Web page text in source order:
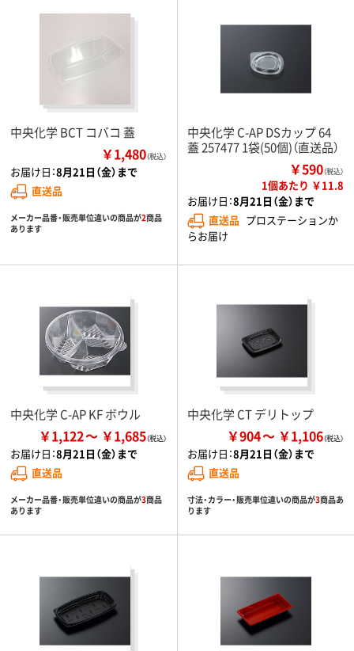
中央化学 BCT コバコ 蓋
￥1,480（税込）
お届け日：8月21日（金）まで
直送品
メーカー品番・販売単位違いの商品が2商品
あります
中央化学 C-AP DSカップ 64
蓋 257477 1袋(50個)（直送品）
￥590（税込）
1個あたり ￥11.8
お届け日：8月21日（金）まで
直送品 プロステーションか
らお届け
中央化学 C-AP KF ボウル
￥1,122 ￥1,685
お届け日：8月21日（金）まで
直送品
メーカー品番・販売単位違いの商品が3商品
あります
中央化学 CT デリトップ
￥904 ￥1,106
お届け日：8月21日（金）まで
直送品
寸法・カラー・販売単位違いの商品が3商品あ
ります